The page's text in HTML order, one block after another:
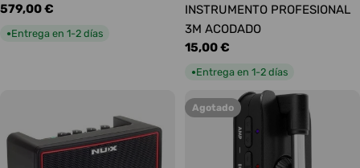
Precio
habitual
579,00 €
●Entrega en 1-2 días
INSTRUMENTO PROFESIONAL
3M ACODADO
Precio
habitual
15,00 €
●Entrega en 1-2 días
Agotado